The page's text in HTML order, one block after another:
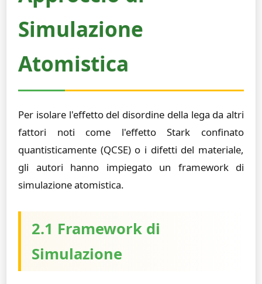
Simulazione
Atomistica
Per isolare l'effetto del disordine della lega da altri
fattori noti come l'effetto Stark confinato
quantisticamente (QCSE) o i difetti del materiale,
gli autori hanno impiegato un framework di
simulazione atomistica.
2.1 Framework di
Simulazione